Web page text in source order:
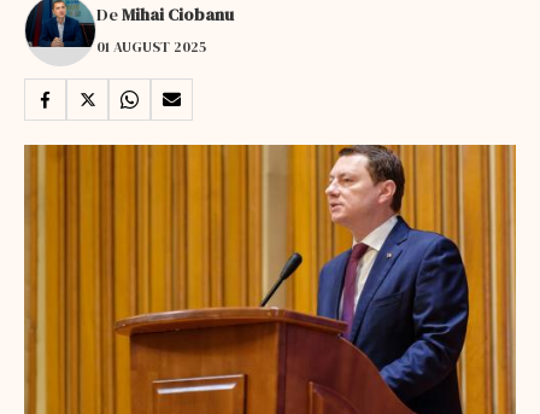
DeMihai Ciobanu
01 AUGUST 2025